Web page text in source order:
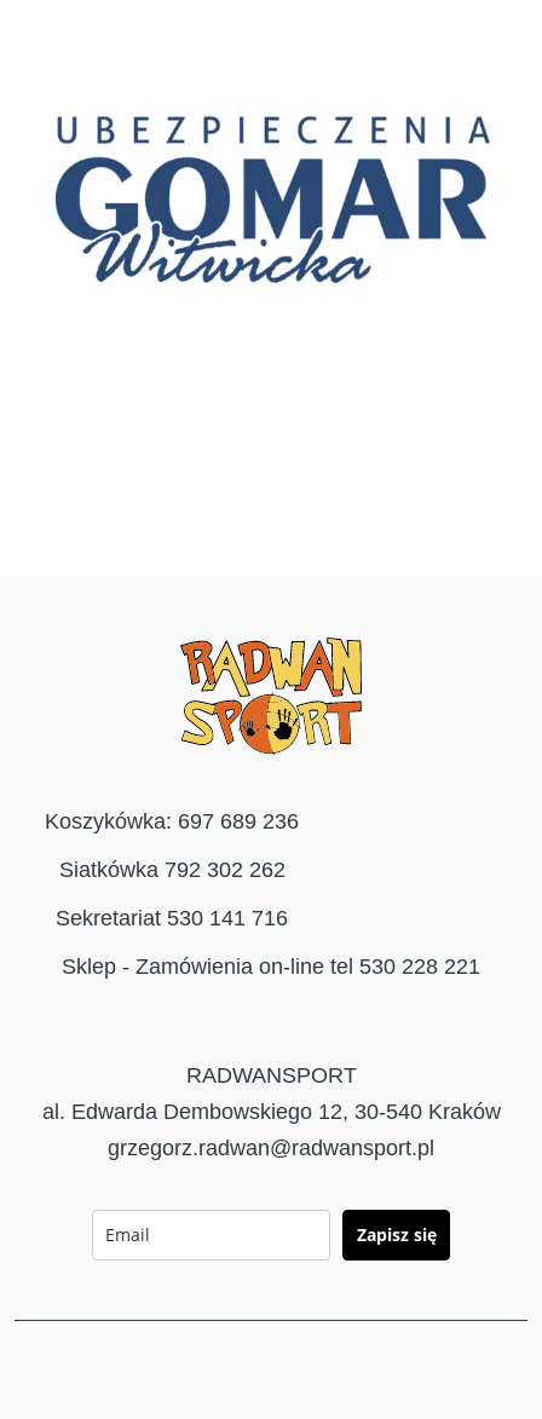
Koszykówka: 697 689 236
Siatkówka 792 302 262
Sekretariat 530 141 716
Sklep - Zamówienia on-line tel 530 228 221
RADWANSPORT
al. Edwarda Dembowskiego 12, 30-540 Kraków
grzegorz.radwan@radwansport.pl
Zapisz się